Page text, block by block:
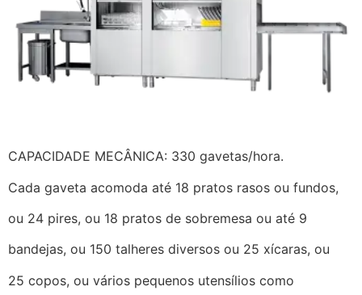
CAPACIDADE MECÂNICA: 330 gavetas/hora.
Cada gaveta acomoda até 18 pratos rasos ou fundos,
ou 24 pires, ou 18 pratos de sobremesa ou até 9
bandejas, ou 150 talheres diversos ou 25 xícaras, ou
25 copos, ou vários pequenos utensílios como